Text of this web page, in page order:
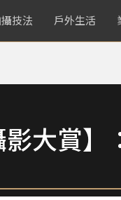
技法 戶外生活
影大賞